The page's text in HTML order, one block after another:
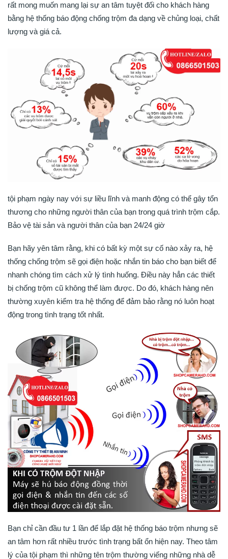
rất mong muốn mang lại sự an tâm tuyệt đối cho khách hàng
bằng hệ thống báo động chống trộm đa dạng về chủng loại, chất
lượng và giá cả.
tội phạm ngày nay với sự liều lĩnh và manh động có thể gây tổn
thương cho những người thân của bạn trong quá trình trộm cắp.
Bảo vệ tài sản và người thân của bạn 24/24 giờ
Bạn hãy yên tâm rằng, khi có bất kỳ một sự cố nào xảy ra, hệ
thống chống trộm sẽ gọi điện hoặc nhắn tin báo cho bạn biết để
nhanh chóng tìm cách xử lý tình huống. Điều này hẳn các thiết
bị chống trộm cũ không thể làm được. Do đó, khách hàng nên
thường xuyên kiểm tra hệ thống để đảm bảo rằng nó luôn hoạt
động trong tình trạng tốt nhất.
Bạn chỉ cần đầu tư 1 lần để lắp đặt hệ thống báo trộm nhưng sẽ
an tâm hơn rất nhiều trước tình trạng bất ổn hiện nay. Theo tâm
lý của tội phạm thì những tên trộm thường viếng những nhà dễ